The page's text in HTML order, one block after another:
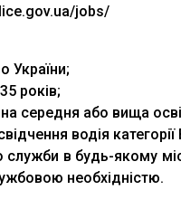
jobs/
України;
років;
середня або вища
водія категорії
служби в будь-якому
необхідністю.